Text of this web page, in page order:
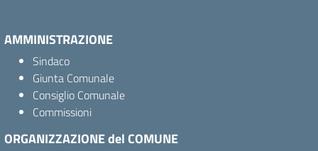
AMMINISTRAZIONE
Sindaco
Giunta Comunale
Consiglio Comunale
Commissioni
ORGANIZZAZIONE del COMUNE